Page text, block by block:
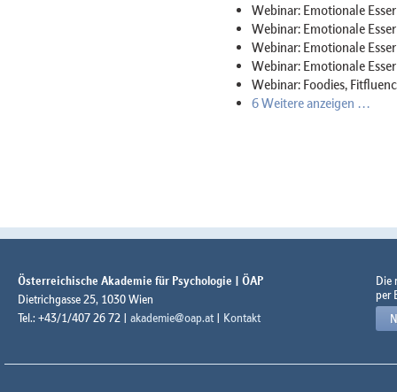
Webinar: Emotionale
Webinar: Emotionale
Webinar: Emotionale
Webinar: Emotionale
Webinar: Foodies,
6 Weitere anzeigen …
Österreichische Akademie für Psychologie | ÖAP
Dietrichgasse 25, 1030 Wien
Tel.: +43/1/407 26 72 | akademie@oap.at | Kontakt
Die
per